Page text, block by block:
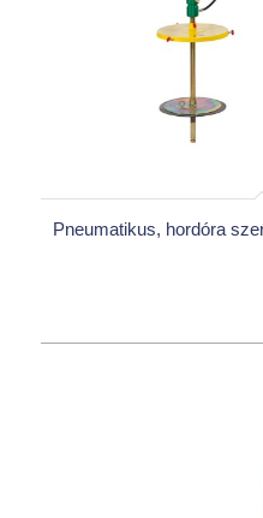
Pneumatikus, hordóra